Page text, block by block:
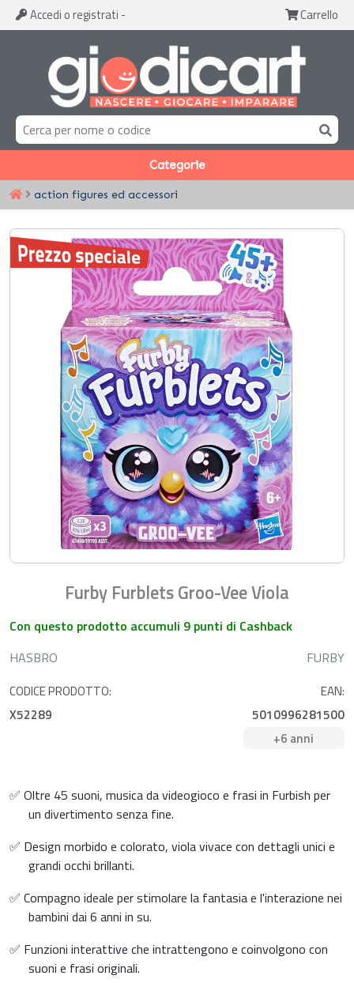
Accedi o registrati - Carrello
Categorie
action figures ed accessori
Furby Furblets Groo-Vee Viola
Con questo prodotto accumuli 9 punti di Cashback
HASBRO
FURBY
CODICE PRODOTTO:
X52289
EAN:
5010996281500
+6 anni
✅ Oltre 45 suoni, musica da videogioco e frasi in Furbish per
un divertimento senza fine.
✅ Design morbido e colorato, viola vivace con dettagli unici e
grandi occhi brillanti.
✅ Compagno ideale per stimolare la fantasia e l'interazione nei
bambini dai 6 anni in su.
✅ Funzioni interattive che intrattengono e coinvolgono con
suoni e frasi originali.